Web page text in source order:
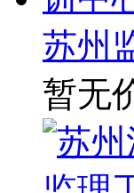
苏州
暂无